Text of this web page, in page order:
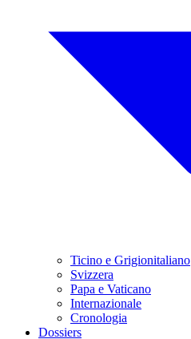
Ticino e Grigionitaliano
Svizzera
Papa e Vaticano
Internazionale
Cronologia
Dossiers